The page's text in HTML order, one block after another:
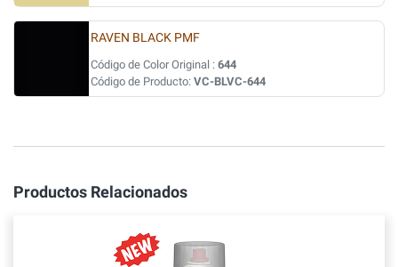
RAVEN BLACK PMF
Código de Color Original : 644
Código de Producto: VC-BLVC-644
Productos Relacionados